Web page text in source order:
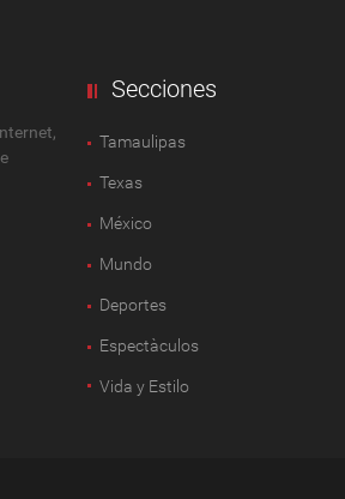
Secciones
Tamaulipas
Texas
México
Mundo
Deportes
Espectàculos
Vida y Estilo